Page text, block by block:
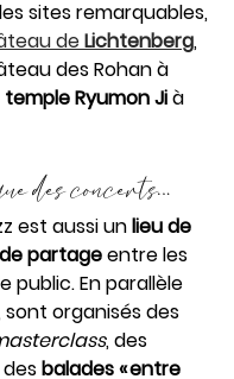
sites remarquables,
de Lichtenberg,
des Rohan à
temple Ryumon Ji à
des concerts…
est aussi un lieu de
partage entre les
public. En parallèle
organisés des
, des
balades « entre